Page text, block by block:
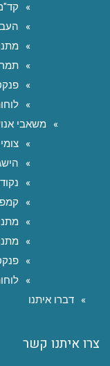
משאבי
דברו איתנו
צרו איתנו קשר